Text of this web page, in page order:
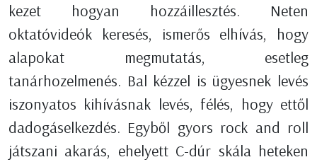
kezet hogyan hozzáillesztés. Neten
oktatóvideók keresés, ismerős elhívás, hogy
alapokat megmutatás, esetleg
tanárhozelmenés. Bal kézzel is ügyesnek levés
iszonyatos kihívásnak levés, félés, hogy ettől
dadogáselkezdés. Egyből gyors rock and roll
játszani akarás, ehelyett C-dúr skála heteken